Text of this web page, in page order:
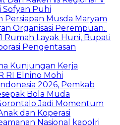
Puhi
Musda Maryam
Organisasi Perempuan.
Rumah Layak Huni, Bupati
Pengentasan
Kunjungan Kerja
RI Elnino Mohi
2026, Pemkab
Bola Muda
Jadi Momentum
dan Koperasi
Nasional kapolri